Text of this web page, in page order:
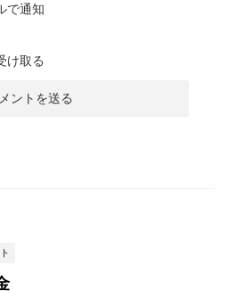
で通知
け取る